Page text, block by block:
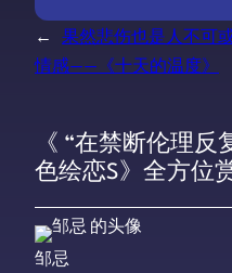
←
果然悲伤也是人不可
情感——《十天的温度》
《 “在禁断伦理
色绘恋S》全方位
邹忌